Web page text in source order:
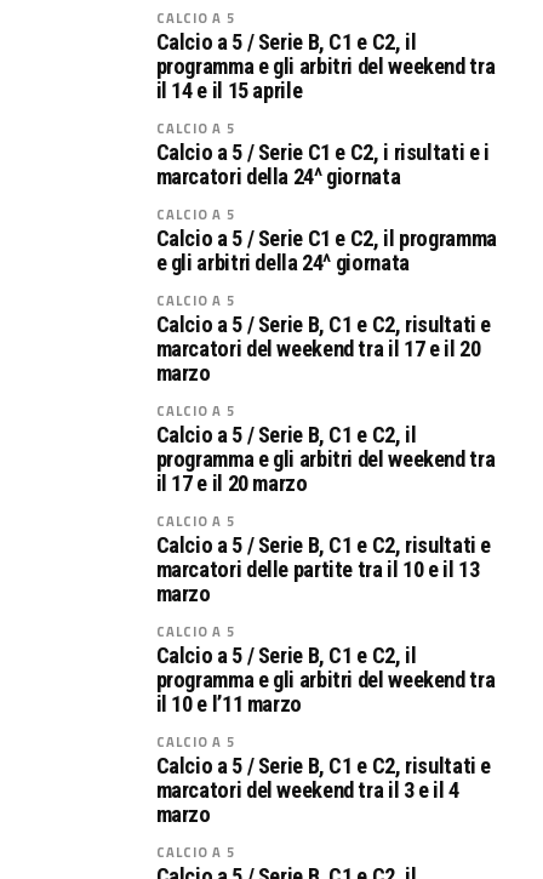
CALCIO A 5
Calcio a 5 / Serie B, C1 e C2, il
programma e gli arbitri del weekend tra
il 14 e il 15 aprile
CALCIO A 5
Calcio a 5 / Serie C1 e C2, i risultati e i
marcatori della 24^ giornata
CALCIO A 5
Calcio a 5 / Serie C1 e C2, il programma
e gli arbitri della 24^ giornata
CALCIO A 5
Calcio a 5 / Serie B, C1 e C2, risultati e
marcatori del weekend tra il 17 e il 20
marzo
CALCIO A 5
Calcio a 5 / Serie B, C1 e C2, il
programma e gli arbitri del weekend tra
il 17 e il 20 marzo
CALCIO A 5
Calcio a 5 / Serie B, C1 e C2, risultati e
marcatori delle partite tra il 10 e il 13
marzo
CALCIO A 5
Calcio a 5 / Serie B, C1 e C2, il
programma e gli arbitri del weekend tra
il 10 e l’11 marzo
CALCIO A 5
Calcio a 5 / Serie B, C1 e C2, risultati e
marcatori del weekend tra il 3 e il 4
marzo
CALCIO A 5